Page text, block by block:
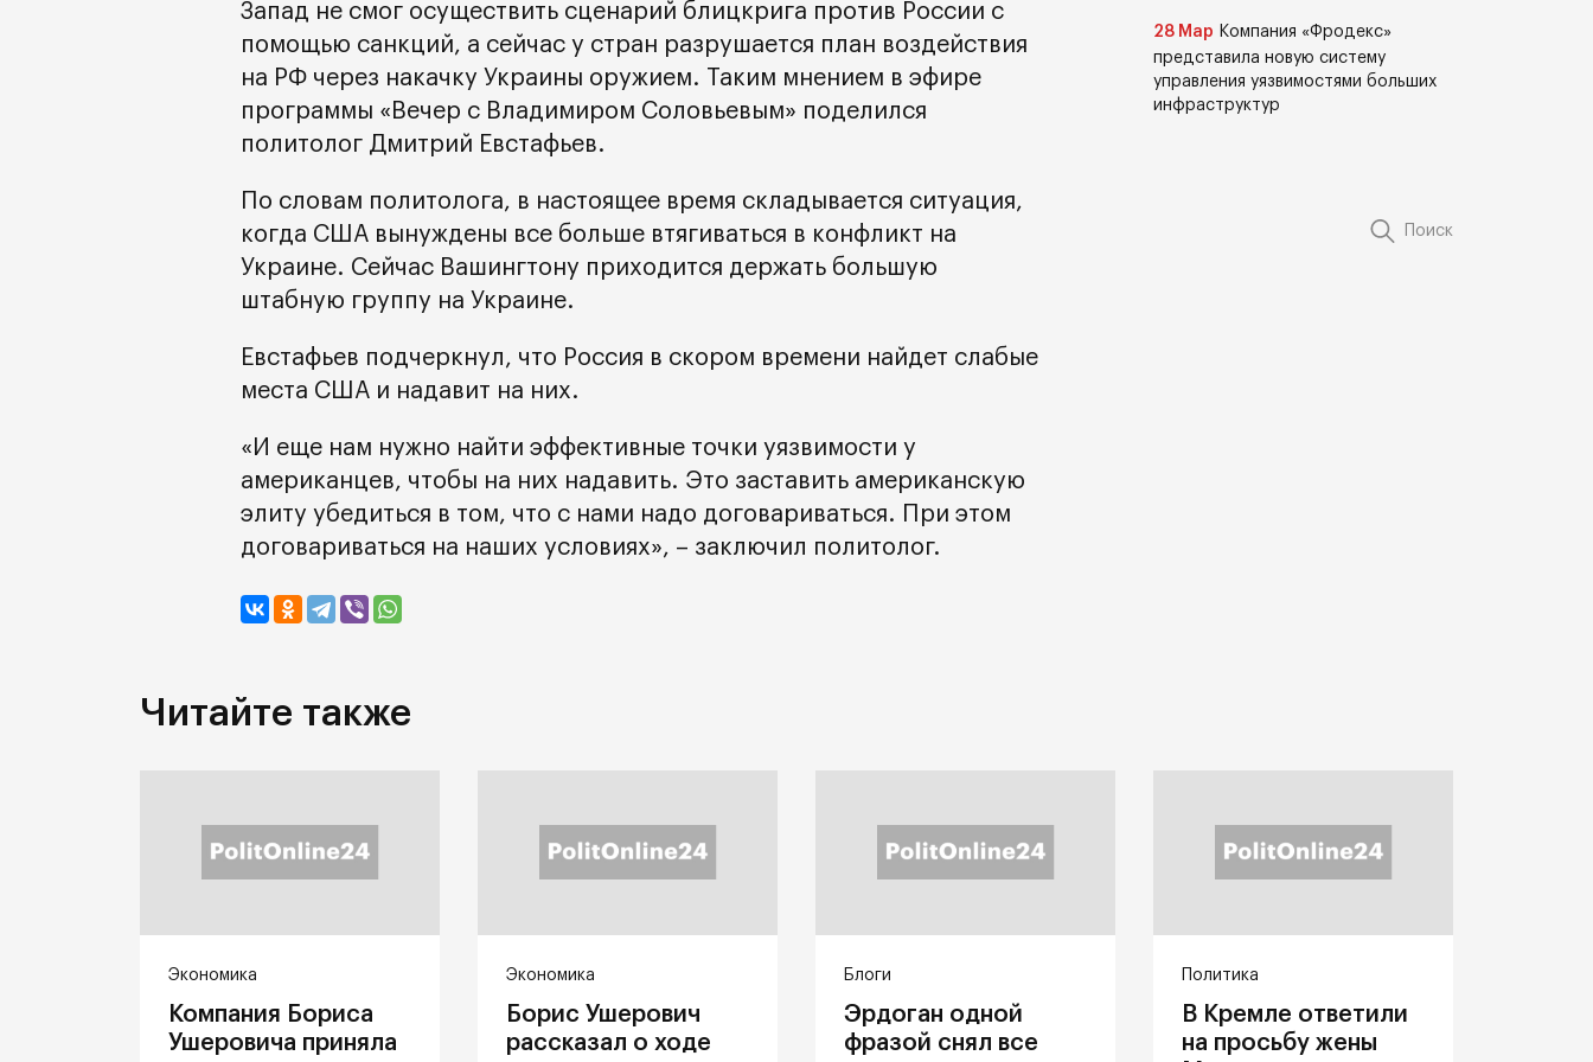
Запад не смог осуществить сценарий блицкрига против России с
помощью санкций, а сейчас у стран разрушается план воздействия
на РФ через накачку Украины оружием. Таким мнением в эфире
программы «Вечер с Владимиром Соловьевым» поделился
политолог Дмитрий Евстафьев.
По словам политолога, в настоящее время складывается ситуация,
когда США вынуждены все больше втягиваться в конфликт на
Украине. Сейчас Вашингтону приходится держать большую
штабную группу на Украине.
Евстафьев подчеркнул, что Россия в скором времени найдет слабые
места США и надавит на них.
«И еще нам нужно найти эффективные точки уязвимости у
американцев, чтобы на них надавить. Это заставить американскую
элиту убедиться в том, что с нами надо договариваться. При этом
договариваться на наших условиях», – заключил политолог.
28 Мар Компания «Фродекс»
представила новую систему
управления уязвимостями больших
инфраструктур
Поиск
Читайте также
Экономика
Компания Бориса
Ушеровича приняла
Экономика
Борис Ушерович
рассказал о ходе
Блоги
Эрдоган одной
фразой снял все
Политика
В Кремле ответили
на просьбу жены